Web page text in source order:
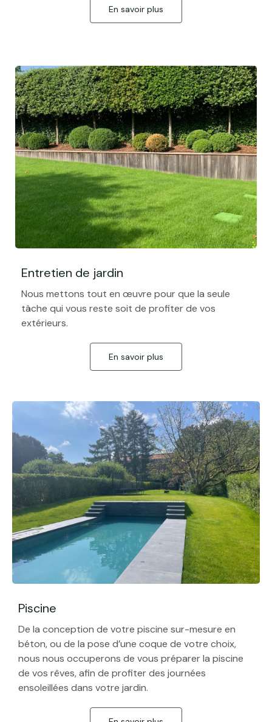
En savoir plus
Entretien de jardin
Nous mettons tout en œuvre pour que la seule
tâche qui vous reste soit de profiter de vos
extérieurs.
En savoir plus
Piscine
De la conception de votre piscine sur-mesure en
béton, ou de la pose d’une coque de votre choix,
nous nous occuperons de vous préparer la piscine
de vos rêves, afin de profiter des journées
ensoleillées dans votre jardin.